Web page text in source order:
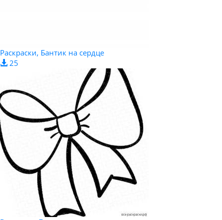
Раскраски, Бантик на сердце
25